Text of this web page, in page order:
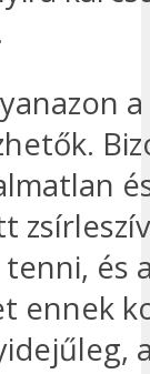
és
ennek